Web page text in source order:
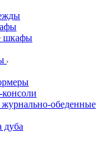
шкафы
обеденные
дуба